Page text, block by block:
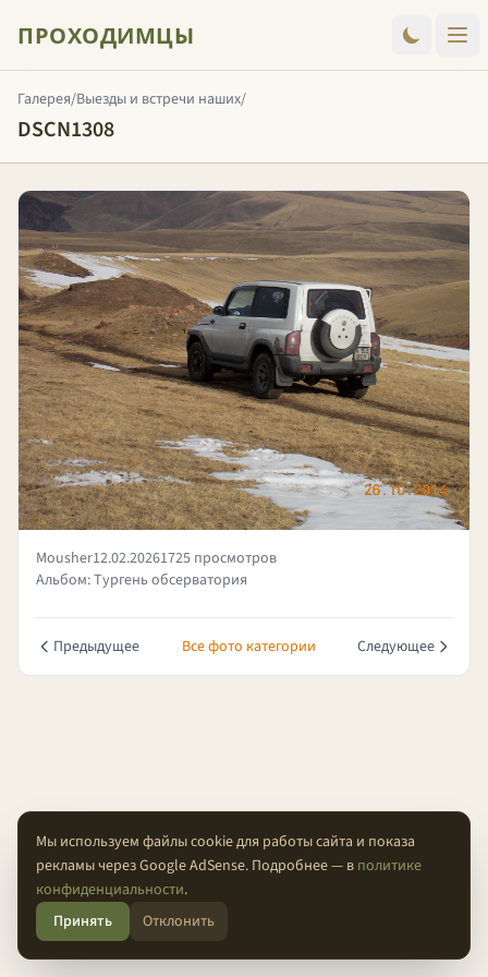
ПРОХОДИМЦЫ
Галерея/Выезды и встречи наших/
DSCN1308
Mousher12.02.20261725 просмотров
Альбом: Тургень обсерватория
Предыдущее Все фото категории Следующее
О проектеКонфиденциальность
© 2026 Проходимцы — Там, где кончается асфальт.
Мы используем файлы cookie для работы сайта и показа
рекламы через Google AdSense. Подробнее — в политике
конфиденциальности.
Принять
Отклонить